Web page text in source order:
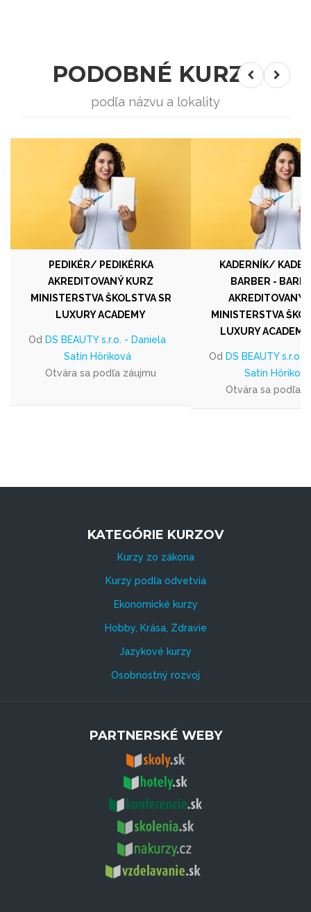
PODOBNÉ KURZY
podľa názvu a lokality
PEDIKÉR/ PEDIKÉRKA
AKREDITOVANÝ KURZ
MINISTERSTVA ŠKOLSTVA SR
LUXURY ACADEMY
Od DS BEAUTY s.r.o. - Daniela
Satin Höriková
Otvára sa podľa záujmu
KADERNÍK/
BARBER -
AKREDITOVANÝ
MINISTERSTVA
LUXURY
Od DS BEAUTY s.r.o.
Satin Höriková
Otvára sa podľa
KATEGÓRIE KURZOV
Kurzy zo zákona
Kurzy podľa odvetvia
Ekonomické kurzy
Hobby, Krása, Zdravie
Jazykové kurzy
Osobnostný rozvoj
PARTNERSKÉ WEBY